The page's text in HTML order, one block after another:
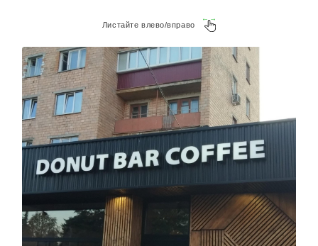
Листайте влево/вправо